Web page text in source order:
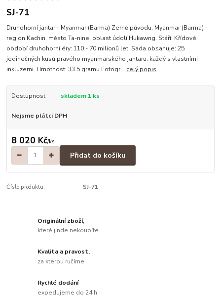
SJ-71
Druhohorní jantar - Myanmar (Barma) Země původu: Myanmar (Barma) -
region Kachin, město Ta-nine, oblast údolí Hukawng. Stáří: Křídové
období druhohorní éry: 110 - 70 milionů let. Sada obsahuje: 25
jedinečných kusů pravého myanmarského jantaru, každý s vlastními
inkluzemi. Hmotnost: 33.5 gramu Fotogr... celý popis
Dostupnost skladem 1 ks
Nejsme plátci DPH
8 020 Kč/ks
Přidat do košíku
Číslo produktu: SJ-71
Originální zboží,
které jinde nekoupíte
Kvalita a pravost,
za kterou ručíme
Rychlé dodání
expedujeme do 24 h